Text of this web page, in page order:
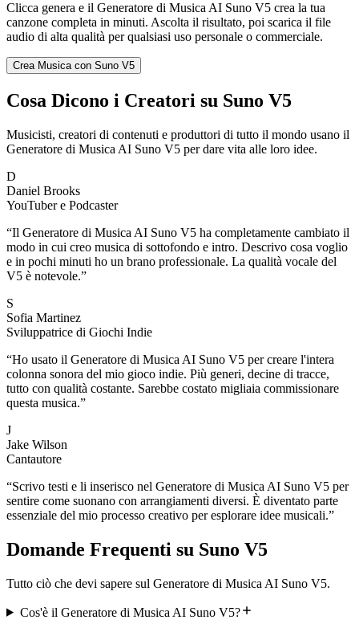
Clicca genera e il Generatore di Musica AI Suno V5 crea la tua
canzone completa in minuti. Ascolta il risultato, poi scarica il file
audio di alta qualità per qualsiasi uso personale o commerciale.
Crea Musica con Suno V5
Cosa Dicono i Creatori su Suno V5
Musicisti, creatori di contenuti e produttori di tutto il mondo usano il
Generatore di Musica AI Suno V5 per dare vita alle loro idee.
D
Daniel Brooks
YouTuber e Podcaster
“Il Generatore di Musica AI Suno V5 ha completamente cambiato il
modo in cui creo musica di sottofondo e intro. Descrivo cosa voglio
e in pochi minuti ho un brano professionale. La qualità vocale del
V5 è notevole.”
S
Sofia Martinez
Sviluppatrice di Giochi Indie
“Ho usato il Generatore di Musica AI Suno V5 per creare l'intera
colonna sonora del mio gioco indie. Più generi, decine di tracce,
tutto con qualità costante. Sarebbe costato migliaia commissionare
questa musica.”
J
Jake Wilson
Cantautore
“Scrivo testi e li inserisco nel Generatore di Musica AI Suno V5 per
sentire come suonano con arrangiamenti diversi. È diventato parte
essenziale del mio processo creativo per esplorare idee musicali.”
Domande Frequenti su Suno V5
Tutto ciò che devi sapere sul Generatore di Musica AI Suno V5.
Cos'è il Generatore di Musica AI Suno V5?